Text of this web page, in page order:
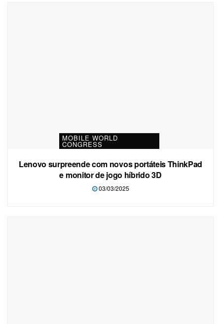
MOBILE WORLD
CONGRESS
Lenovo surpreende com novos portáteis ThinkPad
e monitor de jogo híbrido 3D
03/03/2025